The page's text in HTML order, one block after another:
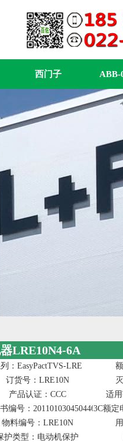
西门子 ABB-
LRE10N4-6A
：EasyPactTVS-LRE
安装(带专用附件)在接触器下
订货号：LRE10N
产品认证：CCC
适
编号：20110103045044643C额定
物料编号：LRE10N
护类型：电动机保护